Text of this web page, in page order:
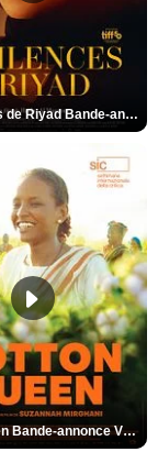
Les Silences de Riyad Bande-annonce VO STFR
Cotton Queen Bande-annonce VO STFR